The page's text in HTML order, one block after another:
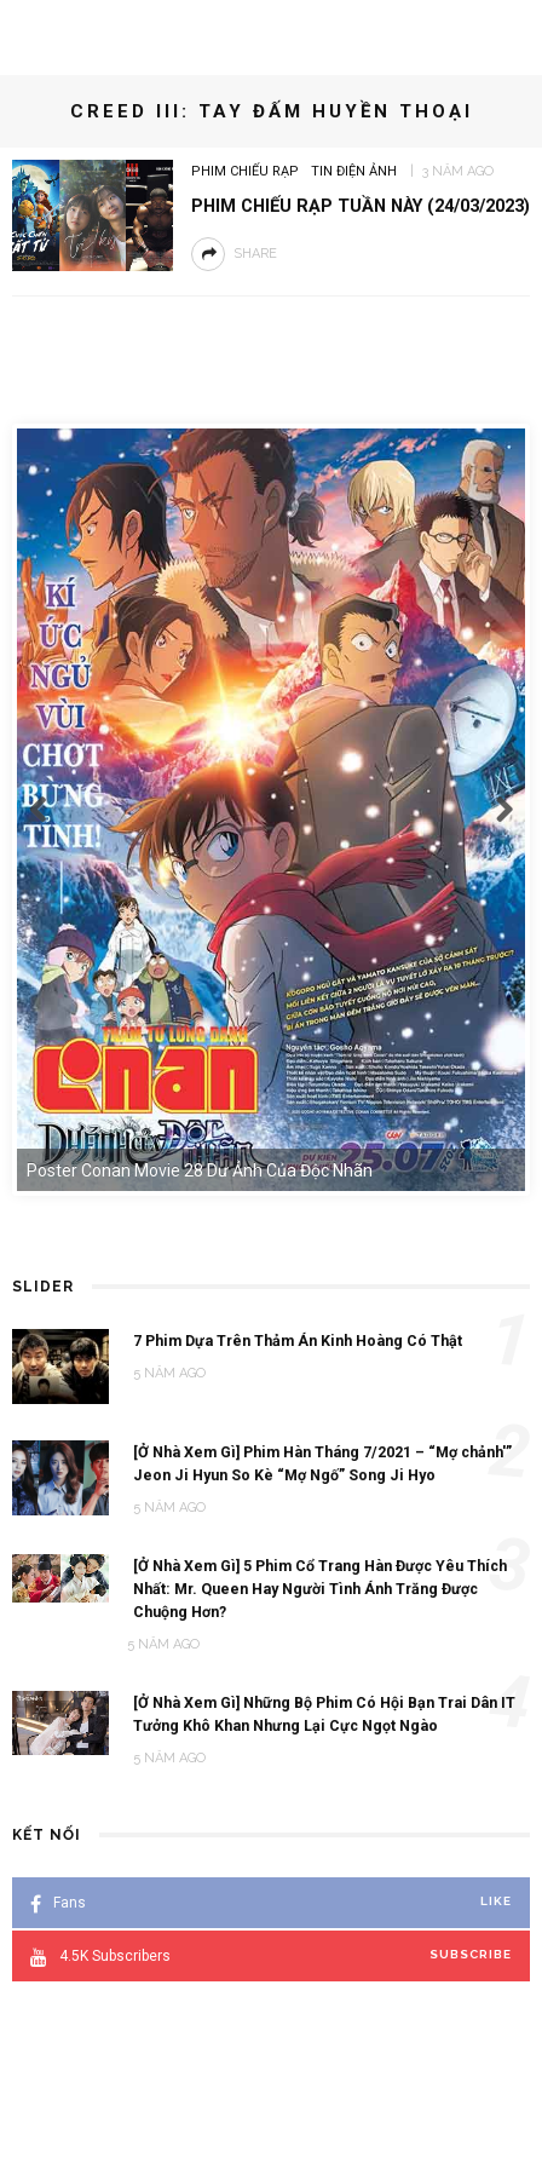
CREED III: TAY ĐẤM HUYỀN THOẠI
PHIM CHIẾU RẠP TIN ĐIỆN ẢNH 3 NĂM AGO
PHIM CHIẾU RẠP TUẦN NÀY (24/03/2023)
SHARE
Poster Conan Movie 28 Dư Ảnh Của Độc Nhãn
SLIDER
7 Phim Dựa Trên Thảm Án Kinh Hoàng Có Thật
5 NĂM AGO
[Ở Nhà Xem Gì] Phim Hàn Tháng 7/2021 – “Mợ chảnh'”
Jeon Ji Hyun So Kè “Mợ Ngố” Song Ji Hyo
5 NĂM AGO
2
[Ở Nhà Xem Gì] 5 Phim Cổ Trang Hàn Được Yêu Thích
Nhất: Mr. Queen Hay Người Tình Ánh Trăng Được
Chuộng Hơn?
5 NĂM AGO
3
[Ở Nhà Xem Gì] Những Bộ Phim Có Hội Bạn Trai Dân IT
Tưởng Khô Khan Nhưng Lại Cực Ngọt Ngào
5 NĂM AGO
4
KẾT NỐI
Fans LIKE
4.5K Subscribers SUBSCRIBE